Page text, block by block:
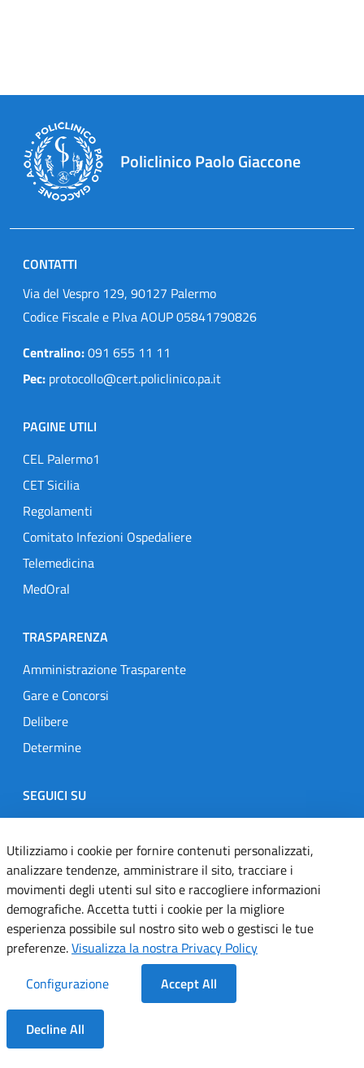
Dentro la Sezione
Policlinico Paolo Giaccone
CONTATTI
Via del Vespro 129, 90127 Palermo
Codice Fiscale e P.Iva AOUP 05841790826
Centralino:091 655 11 11
Pec: protocollo@cert.policlinico.pa.it
PAGINE UTILI
CEL Palermo1
CET Sicilia
Regolamenti
Comitato Infezioni Ospedaliere
Telemedicina
MedOral
TRASPARENZA
Amministrazione Trasparente
Gare e Concorsi
Delibere
Determine
SEGUICI SU
Designers Italia
TwitterInstagramYoutubeLinkedin
Dichiarazione di accessibilità
Informativa cookie
Note legali
Servizi Applicativi
Utilizziamo i cookie per fornire contenuti personalizzati,
analizzare tendenze, amministrare il sito, tracciare i
movimenti degli utenti sul sito e raccogliere informazioni
demografiche. Accetta tutti i cookie per la migliore
esperienza possibile sul nostro sito web o gestisci le tue
preferenze.Visualizza la nostra Privacy Policy
Configurazione
Accept All
Decline All